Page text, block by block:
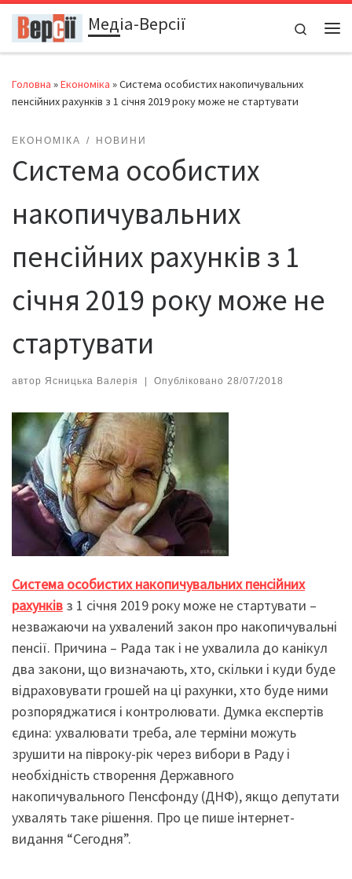
Перейти до вмістуМедіа-Версії
Search
Головна »Економіка »Система особистих накопичувальних
пенсійних рахунків з 1 січня 2019 року може не стартувати
ЕКОНОМІКА НОВИНИ
Система особистих
накопичувальних
пенсійних рахунків з 1
січня 2019 року може не
стартувати
автор Ясницька Валерія | Опубліковано 28/07/2018
Система особистих накопичувальних пенсійних
рахунків з 1 січня 2019 року може не стартувати –
незважаючи на ухвалений закон про накопичувальні
пенсії. Причина – Рада так і не ухвалила до канікул
два закони, що визначають, хто, скільки і куди буде
відраховувати грошей на ці рахунки, хто буде ними
розпоряджатися і контролювати. Думка експертів
єдина: ухвалювати треба, але терміни можуть
зрушити на півроку-рік через вибори в Раду і
необхідність створення Державного
накопичувального Пенсфонду (ДНФ), якщо депутати
ухвалять таке рішення. Про це пише інтернет-
видання “Сегодня”.